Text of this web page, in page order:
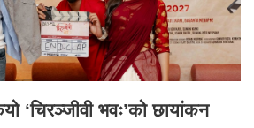
‘चिरञ्जीवी भवः’को छायांकन